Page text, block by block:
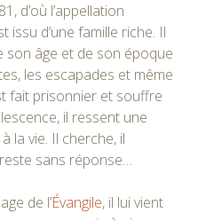
d’où l’appellation
issu d’une famille riche. Il
son âge et de son époque
les escapades et même
fait prisonnier et souffre
il ressent une
la vie. Il cherche, il
sans réponse…
de l’Évangile, il lui vient